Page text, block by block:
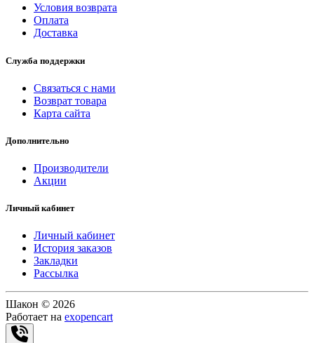
Условия возврата
Оплата
Доставка
Служба поддержки
Связаться с нами
Возврат товара
Карта сайта
Дополнительно
Производители
Акции
Личный кабинет
Личный кабинет
История заказов
Закладки
Рассылка
Шакон © 2026
Работает на exopencart